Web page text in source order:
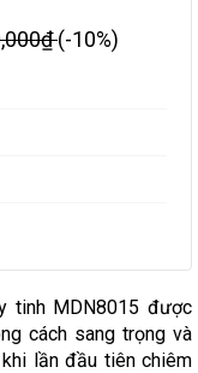
(-10%)
tinh MDN8015 được
cách sang trọng và
lần đầu tiên chiêm